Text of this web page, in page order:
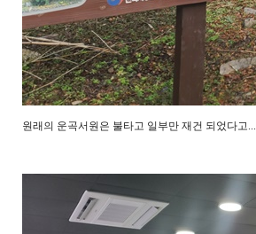
원래의 운곡서원은 불타고 일부만 재건 되었다고...